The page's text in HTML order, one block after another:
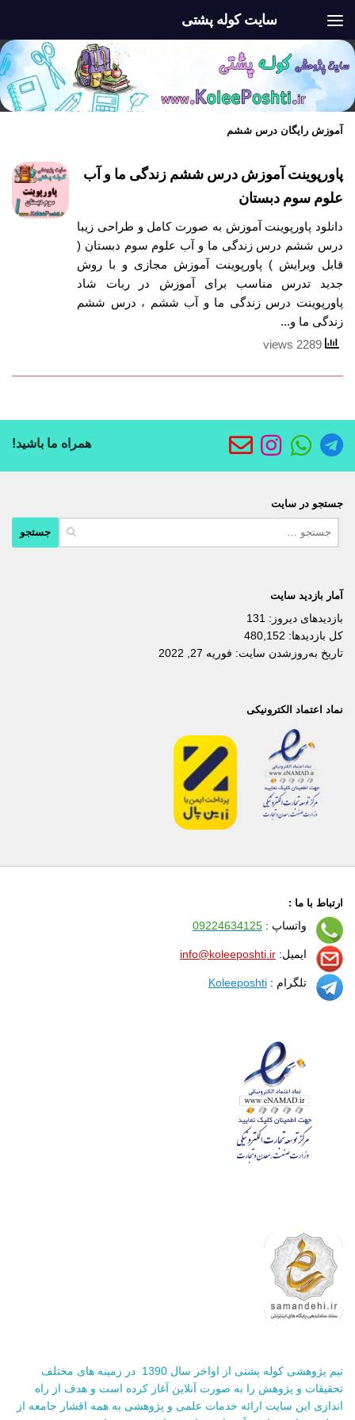
سایت کوله پشتی
آموزش رایگان درس ششم
پاورپوینت آموزش درس ششم زندگی ما و آب
علوم سوم دبستان
دانلود پاورپوینت آموزش به صورت کامل و طراحی زیبا
درس ششم درس زندگی ما و آب علوم سوم دبستان (
قابل ویرایش ) پاورپوینت آموزش مجازی و با روش
جدید تدرس مناسب برای آموزش در ربات شاد
پاورپوینت درس زندگی ما و آب ششم ، درس ششم
زندگی ما و...
همراه ما باشید!
جستجو در سایت
آمار بازدید سایت
بازدیدهای دیروز: 131
کل بازدیدها: 480,152
تاریخ به‌روزشدن سایت: فوریه 27, 2022
نماد اعتماد الکترونیکی
ارتباط با ما :
واتساپ : 09224634125
ایمیل: info@koleeposhti.ir
تلگرام : Koleeposhti
تیم پژوهشی کوله پشتی از اواخر سال 1390 در زمینه های مختلف
تحقیقات و پژوهش را به صورت آنلاین آغاز کرده است و هدف از راه
اندازی این سایت ارائه خدمات علمی و پژوهشی به همه اقشار جامعه از